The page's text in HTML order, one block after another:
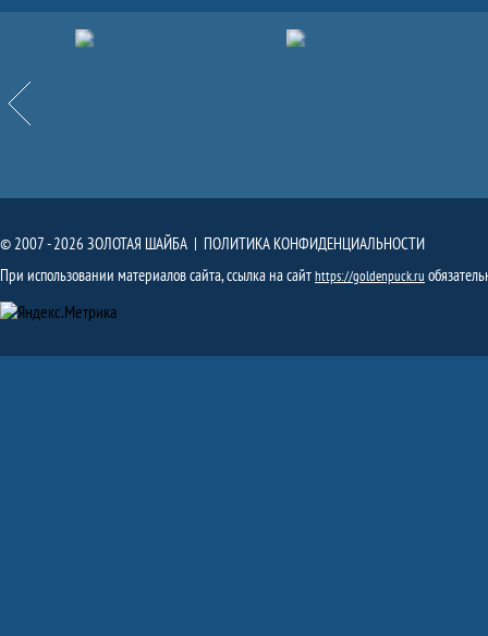
Назад
Партнёры
© 2007 - 2026 ЗОЛОТАЯ ШАЙБА | ПОЛИТИКА КОНФИДЕНЦИАЛЬНОСТИ
При использовании материалов сайта, ссылка на сайтhttps://goldenpuck.ru